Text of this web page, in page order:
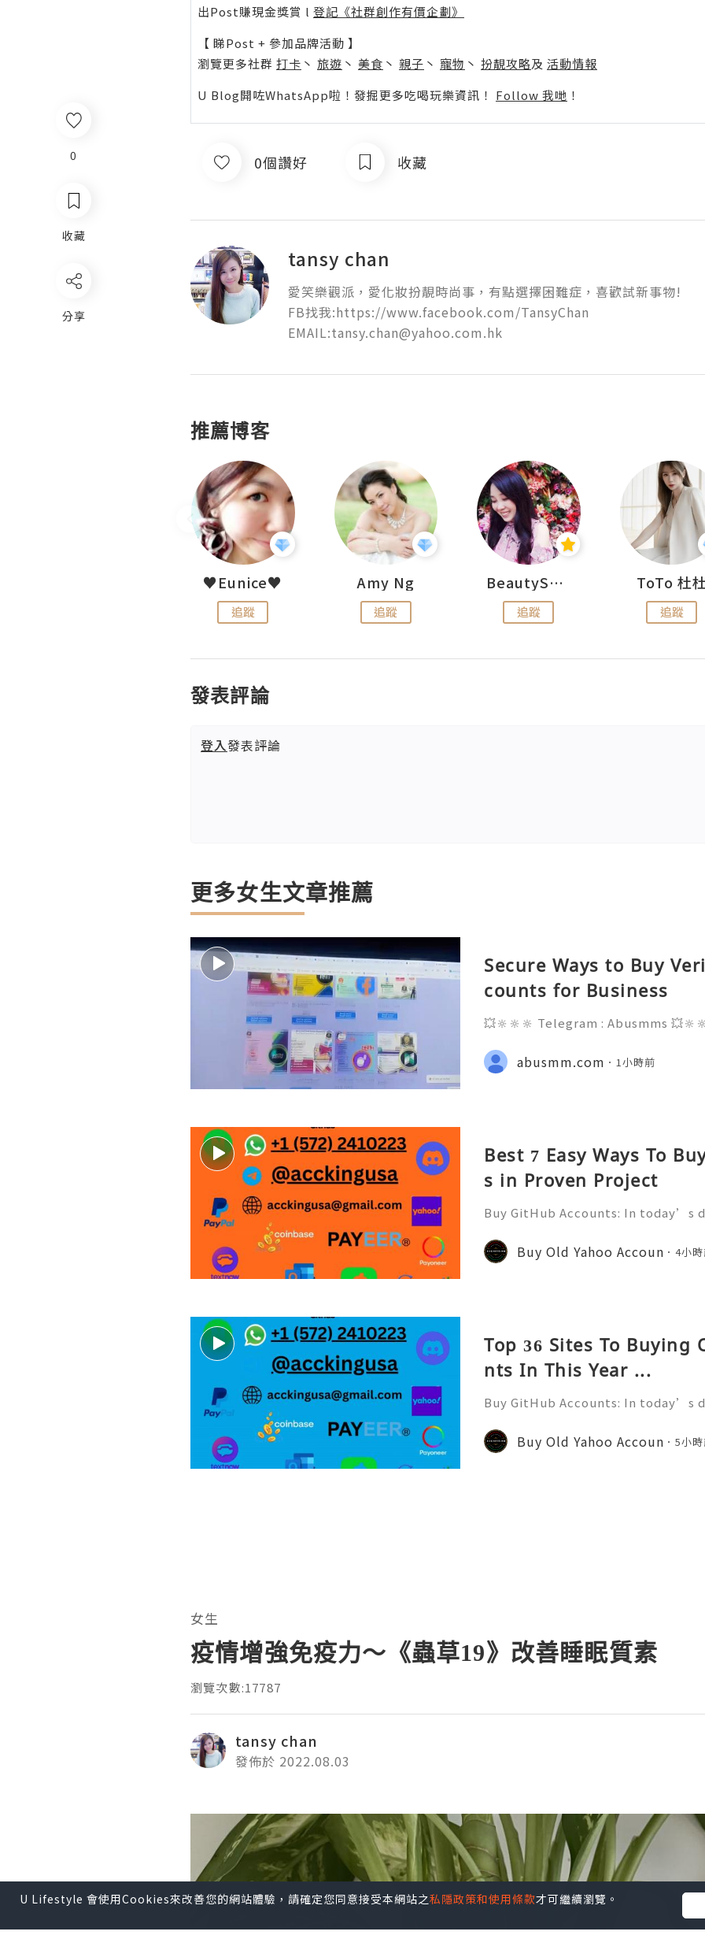
0
收藏
分享
出Post賺現金獎賞 l 登記《社群創作有價企劃》
【 睇Post + 參加品牌活動 】
瀏覽更多社群 打卡 丶 旅遊 丶 美食 丶 親子 丶 寵物 丶 扮靚攻略及 活動情報
U Blog開咗WhatsApp啦！發掘更多吃喝玩樂資訊！ Follow 我哋 ！
0個讚好 收藏
tansy chan
愛笑樂觀派，愛化妝扮靚時尚事，有點選擇困難症，喜歡試新事物!
FB找我:https://www.facebook.com/TansyChan
EMAIL:tansy.chan@yahoo.com.hk
推薦博客
♥Eunice♥
追蹤
Amy Ng
追蹤
BeautySearch
追蹤
ToTo 杜
追蹤
發表評論
登入發表評論
更多女生文章推薦
Secure Ways to Buy
counts for Business
💥🔆🔆🔆 Telegram : Abusmms
ebook Page : Abusmm 💥🔆🔆🔆
he rapidly evolving landscape of
abusmm.com 1小時前
Best 7 Easy Ways To
s in Proven Project
Buy GitHub Accounts: In today’s
n ever. GitHub has become one
forms for developers, compa
Buy Old Yahoo Accoun 4小
Top 36 Sites To Buying
nts In This Year ...
Buy GitHub Accounts: In today’s
n ever. GitHub has become one
forms for developers, compa
Buy Old Yahoo Accoun 5小
女生
疫情增強免疫力～《蟲草19》改善睡眠質素
瀏覽次數:17787
tansy chan
發佈於 2022.08.03
U Lifestyle 會使用Cookies來改善您的網站體驗，請確定您同意接受本網站之私隱政策和使用條款才可繼續瀏覽。